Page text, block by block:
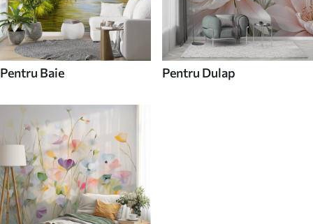
Pentru Baie Pentru Dulap